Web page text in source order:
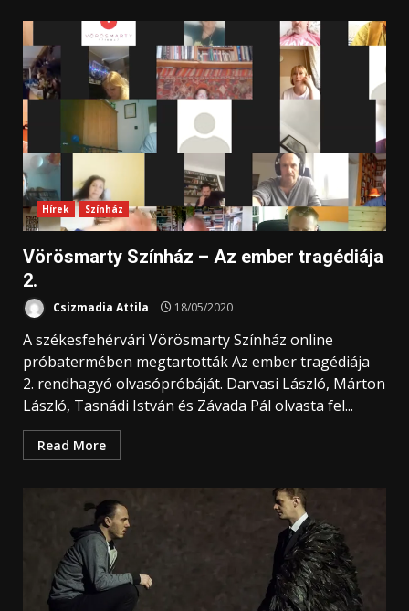
Hírek Színház
Vörösmarty Színház – Az ember tragédiája
2.
Csizmadia Attila 18/05/2020
A székesfehérvári Vörösmarty Színház online
próbatermében megtartották Az ember tragédiája
2. rendhagyó olvasópróbáját. Darvasi László, Márton
László, Tasnádi István és Závada Pál olvasta fel...
Read More